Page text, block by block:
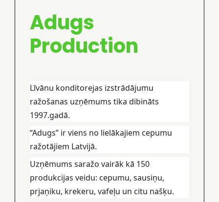
Adugs
Production
Līvānu konditorejas izstrādājumu
ražošanas uzņēmums tika dibināts
1997.gadā.
“Adugs” ir viens no lielākajiem cepumu
ražotājiem Latvijā.
Uzņēmums saražo vairāk kā 150
produkcijas veidu: cepumu, sausiņu,
prjaņiku, krekeru, vafeļu un citu našķu.